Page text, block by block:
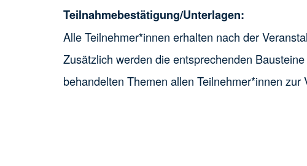
Teilnahmebestätigung/Unterlagen:
Alle Teilnehmer*innen erhalten nach der
Zusätzlich werden die entsprechenden
behandelten Themen allen Teilnehmer*innen zur